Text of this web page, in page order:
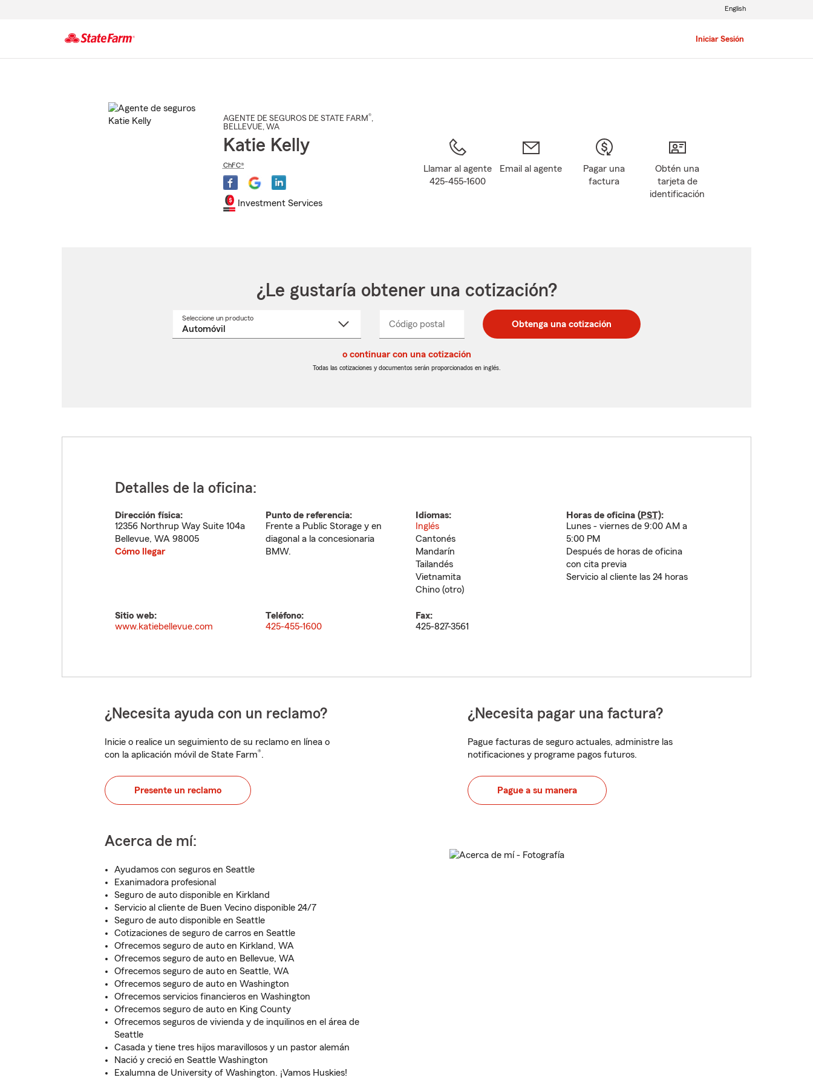
Iniciar Sesión
English
AGENTE DE SEGUROS DE STATE FARM®,
BELLEVUE, WA
Katie Kelly
ChFC®
Investment Services
Llamar al agente
425-455-1600
Email al agente
Pagar una
factura
Obtén una
tarjeta de
identificación
¿Le gustaría obtener una cotización?
Seleccione un productoSeleccione
Código postal
postal
de
postal
de
_____ Obtenga una cotización
o continuar con una cotización
Todas las cotizaciones y documentos serán proporcionados en inglés.
Detalles de la oficina:
Dirección física:
12356 Northrup Way Suite 104a
Bellevue, WA 98005
Cómo llegar
Punto de referencia:
Frente a Public Storage y en
diagonal a la concesionaria
BMW.
Idiomas:
Inglés
Cantonés
Mandarín
Tailandés
Vietnamita
Chino (otro)
Horas de oficina (PST):
Lunes - viernes de 9:00 AM a
5:00 PM
Después de horas de oficina
con cita previa
Servicio al cliente las 24 horas
Sitio web:
www.katiebellevue.com
Teléfono:
425-455-1600
Fax:
425-827-3561
¿Necesita ayuda con un reclamo?
Inicie o realice un seguimiento de su reclamo en línea o
con la aplicación móvil de State Farm®.
Presente un reclamo
¿Necesita pagar una factura?
Pague facturas de seguro actuales, administre las
notificaciones y programe pagos futuros.
Pague a su manera
Acerca de mí:
Ayudamos con seguros en Seattle
Exanimadora profesional
Seguro de auto disponible en Kirkland
Servicio al cliente de Buen Vecino disponible 24/7
Seguro de auto disponible en Seattle
Cotizaciones de seguro de carros en Seattle
Ofrecemos seguro de auto en Kirkland, WA
Ofrecemos seguro de auto en Bellevue, WA
Ofrecemos seguro de auto en Seattle, WA
Ofrecemos seguro de auto en Washington
Ofrecemos servicios financieros en Washington
Ofrecemos seguro de auto en King County
Ofrecemos seguros de vivienda y de inquilinos en el área de
Seattle
Casada y tiene tres hijos maravillosos y un pastor alemán
Nació y creció en Seattle Washington
Exalumna de University of Washington. ¡Vamos Huskies!